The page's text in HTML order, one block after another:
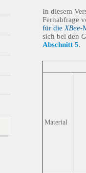
In diesem
Fernabfrage
für dieXBee-
sich bei den
Abschnitt 5.
Material